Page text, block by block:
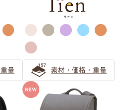
は選び方で印象が変わる！オンリー
つけよう
クベージュ」ランドセルの選び方
ドセルの選び方
系カラー」のランドセルを選ぶなら
すめ！
量 素材・価格・重量